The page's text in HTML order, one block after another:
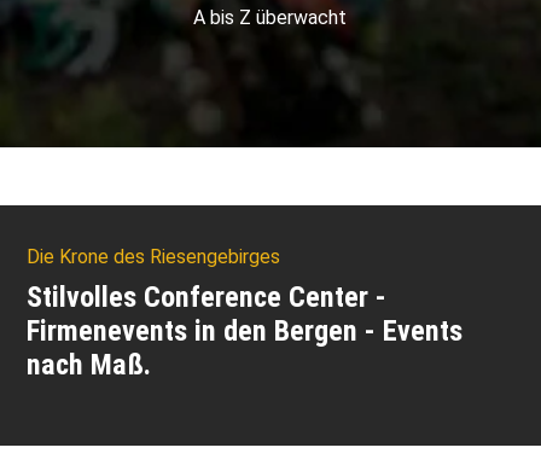
A bis Z überwacht
Die Krone des Riesengebirges
Stilvolles Conference Center -
Firmenevents in den Bergen - Events
nach Maß.